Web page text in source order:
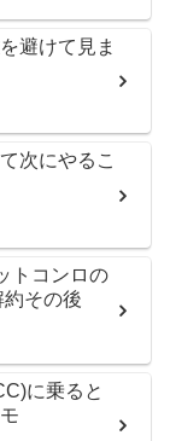
避けて見ま
次にやるこ
トコンロの
その後
に乗ると